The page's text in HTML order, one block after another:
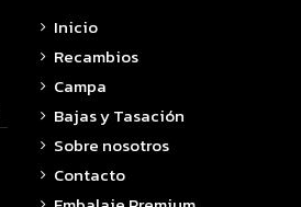
Inicio
Recambios
Campa
Bajas y Tasación
Sobre nosotros
Contacto